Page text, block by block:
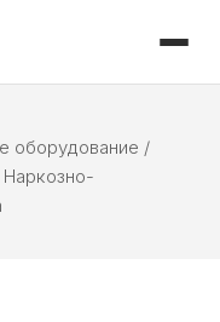
оборудование /
Наркозно-